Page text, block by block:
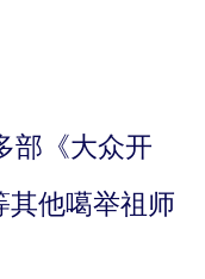
部《大众开
其他噶举祖师